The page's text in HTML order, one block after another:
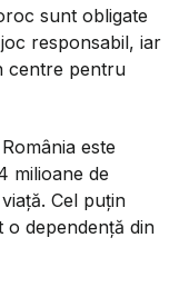
sunt obligate
responsabil, iar
centre pentru
este
milioane de
Cel puțin
o dependență din